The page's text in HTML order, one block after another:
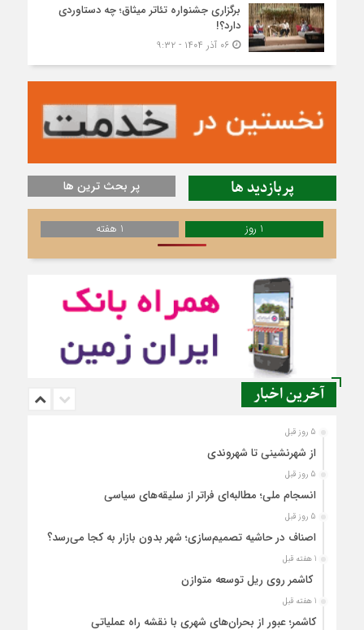
برگزاری جشنواره تئاتر میثاق؛ چه دستاوردی
دارد؟!
۰۶ آذر ۱۴۰۴ - ۹:۳۲
پربازدید ها پر بحث ترین ها
1 روز 1 هفته
آخرین اخبار
5 روز قبل
از شهرنشینی تا شهروندی
5 روز قبل
انسجام ملی؛ مطالبه‌ای فراتر از سلیقه‌های سیاسی
5 روز قبل
اصناف در حاشیه تصمیم‌سازی؛ شهر بدون بازار به کجا می‌رسد؟
1 هفته قبل
کاشمر روی ریل توسعه متوازن
1 هفته قبل
کاشمر؛ عبور از بحران‌های شهری با نقشه راه عملیاتی